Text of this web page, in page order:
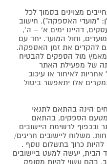
מצוינים בסמוך לכל
"מועדי האספקה"). חישוב
דהיינו ימים א' – ה',
וחול המועד. יחד עם
להקדים את זמן האספקה.
מול הספקים להבטיח
של מפעילת האתר
לאיחור או עיכוב
אלו יתאפשר ביטול
הינה בהתאם לתנאי
הספקים, בהתאם
לרשימת היישובים
משלוח ליישובים חריגים/
כרוך בתשלום נוסף .
הבית, יעשה למעט ביישובים
בהם עשוי להיות מסופק